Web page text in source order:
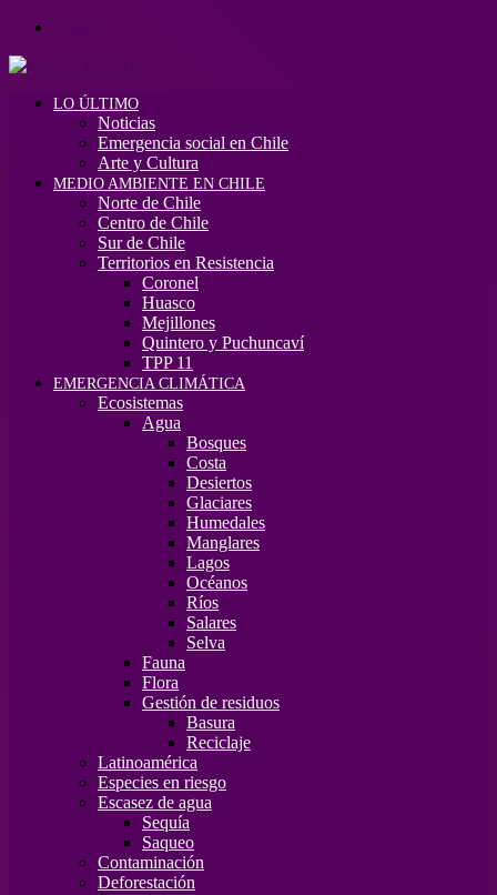
LO ÚLTIMO
Noticias
Emergencia social en Chile
Arte y Cultura
MEDIO AMBIENTE EN CHILE
Norte de Chile
Centro de Chile
Sur de Chile
Territorios en Resistencia
Coronel
Huasco
Mejillones
Quintero y Puchuncaví
TPP 11
EMERGENCIA CLIMÁTICA
Ecosistemas
Agua
Bosques
Costa
Desiertos
Glaciares
Humedales
Manglares
Lagos
Océanos
Ríos
Salares
Selva
Fauna
Flora
Gestión de residuos
Basura
Reciclaje
Latinoamérica
Especies en riesgo
Escasez de agua
Sequía
Saqueo
Contaminación
Deforestación